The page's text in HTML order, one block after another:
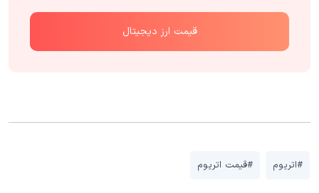
قیمت ارز دیجیتال
#اتریوم #قیمت اتریوم